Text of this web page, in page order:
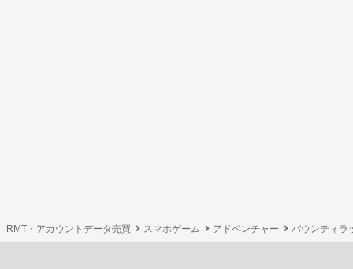
RMT・アカウントデータ売買 スマホゲーム アドベンチャー バウンティラ